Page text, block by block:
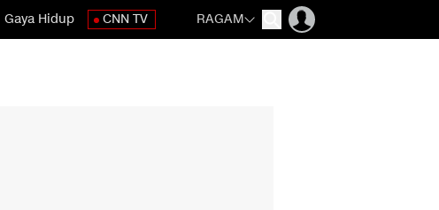
Gaya Hidup CNN TV RAGAM